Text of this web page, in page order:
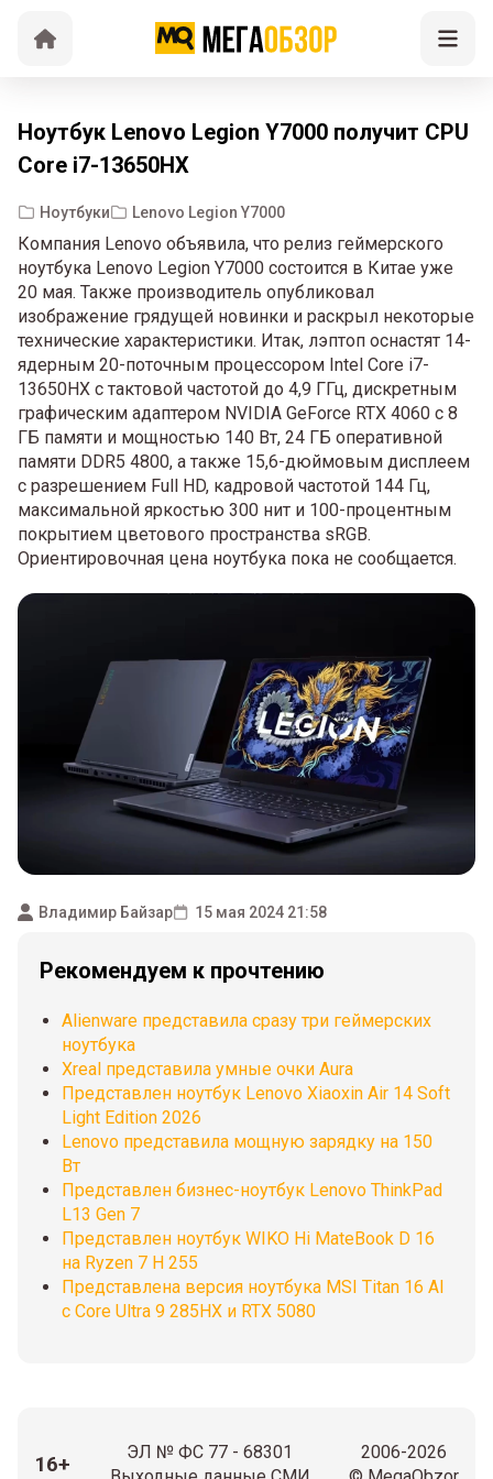
Ноутбук Lenovo Legion Y7000 получит CPU
Core i7-13650HX
Ноутбуки Lenovo Legion Y7000
Компания Lenovo объявила, что релиз геймерского
ноутбука Lenovo Legion Y7000 состоится в Китае уже
20 мая. Также производитель опубликовал
изображение грядущей новинки и раскрыл некоторые
технические характеристики. Итак, лэптоп оснастят 14-
ядерным 20-поточным процессором Intel Core i7-
13650HX с тактовой частотой до 4,9 ГГц, дискретным
графическим адаптером NVIDIA GeForce RTX 4060 c 8
ГБ памяти и мощностью 140 Вт, 24 ГБ оперативной
памяти DDR5 4800, а также 15,6-дюймовым дисплеем
с разрешением Full HD, кадровой частотой 144 Гц,
максимальной яркостью 300 нит и 100-процентным
покрытием цветового пространства sRGB.
Ориентировочная цена ноутбука пока не сообщается.
Владимир Байзар 15 мая 2024 21:58
Рекомендуем к прочтению
Alienware представила сразу три геймерских
ноутбука
Xreal представила умные очки Aura
Представлен ноутбук Lenovo Xiaoxin Air 14 Soft
Light Edition 2026
Lenovo представила мощную зарядку на 150
Вт
Представлен бизнес-ноутбук Lenovo ThinkPad
L13 Gen 7
Представлен ноутбук WIKO Hi MateBook D 16
на Ryzen 7 H 255
Представлена версия ноутбука MSI Titan 16 AI
с Core Ultra 9 285HX и RTX 5080
16+
ЭЛ № ФС 77 - 68301
2006-2026